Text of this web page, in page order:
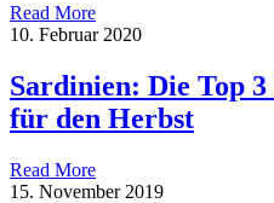
Read More
10. Februar 2020
Sardinien: Die Top
für den Herbst
Read More
15. November 2019